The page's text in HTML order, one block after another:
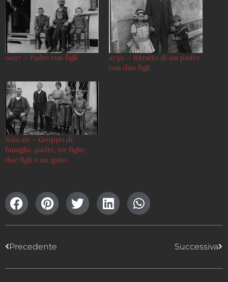
0027 – Padre con figli
2730 – Ritratto di un padre
con due figli
S/20.20 – Gruppo di
famiglia, padre, tre figlie,
due figli e un gatto
Precedente Successiva